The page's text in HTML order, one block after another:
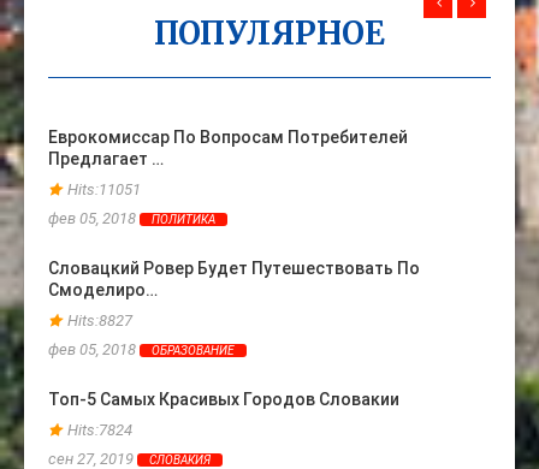
ПОПУЛЯРНОЕ
Еврокомиссар По Вопросам Потребителей
Предлагает …
Hits:11051
фев 05, 2018
ПОЛИТИКА
Словацкий Ровер Будет Путешествовать По
Смоделиро…
Hits:8827
фев 05, 2018
ОБРАЗОВАНИЕ
Топ-5 Самых Красивых Городов Словакии
Hits:7824
сен 27, 2019
СЛОВАКИЯ
фев